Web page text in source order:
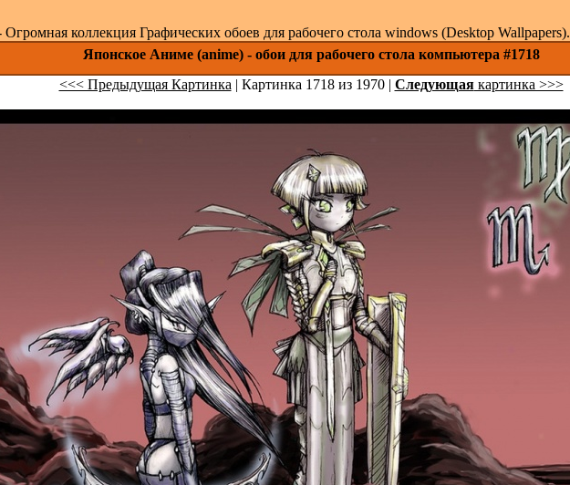
коллекция Графических обоев для рабочего стола windows (Desktop Wallpapers).
Японское Аниме (anime) - обои для рабочего стола компьютера #1718
<<< Предыдущая Картинка | Картинка 1718 из 1970 | Следующаякартинка >>>